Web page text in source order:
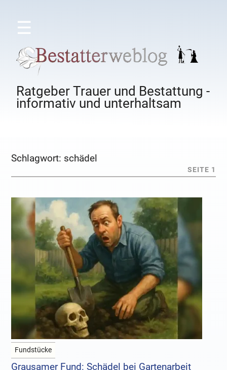
☰
Ratgeber Trauer und Bestattung -
informativ und unterhaltsam
Schlagwort: schädel
SEITE 1
Fundstücke
Grausamer Fund: Schädel bei Gartenarbeit